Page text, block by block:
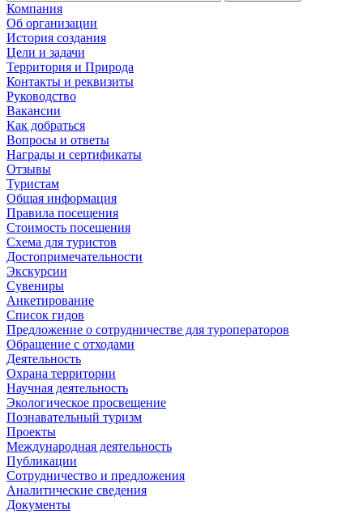
Компания
Об организации
История создания
Цели и задачи
Территория и Природа
Контакты и реквизиты
Руководство
Вакансии
Как добраться
Вопросы и ответы
Награды и сертификаты
Отзывы
Туристам
Общая информация
Правила посещения
Стоимость посещения
Схема для туристов
Достопримечательности
Экскурсии
Сувениры
Анкетирование
Список гидов
Предложение о сотрудничестве для туроператоров
Обращение с отходами
Деятельность
Охрана территории
Научная деятельность
Экологическое просвещение
Познавательный туризм
Проекты
Международная деятельность
Публикации
Сотрудничество и предложения
Аналитические сведения
Документы